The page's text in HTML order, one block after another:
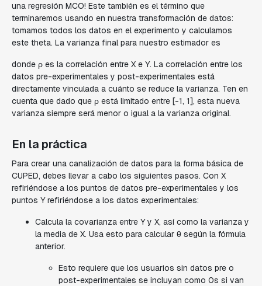
una regresión MCO! Este también es el término que
terminaremos usando en nuestra transformación de datos:
tomamos todos los datos en el experimento y calculamos
este theta. La varianza final para nuestro estimador es
donde ρ es la correlación entre X e Y. La correlación entre los
datos pre-experimentales y post-experimentales está
directamente vinculada a cuánto se reduce la varianza. Ten en
cuenta que dado que ρ está limitado entre [-1, 1], esta nueva
varianza siempre será menor o igual a la varianza original.
En la práctica
Para crear una canalización de datos para la forma básica de
CUPED, debes llevar a cabo los siguientes pasos. Con X
refiriéndose a los puntos de datos pre-experimentales y los
puntos Y refiriéndose a los datos experimentales:
Calcula la covarianza entre Y y X, así como la varianza y
la media de X. Usa esto para calcular θ según la fórmula
anterior.
Esto requiere que los usuarios sin datos pre o
post-experimentales se incluyan como 0s si van